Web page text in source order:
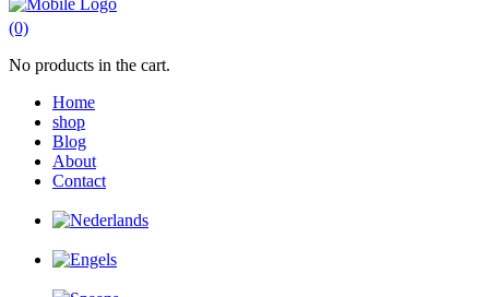
(0)
No products in the cart.
Home
shop
Blog
About
Contact